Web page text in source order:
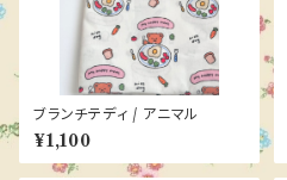
ブランチテディ / アニマル
¥1,100